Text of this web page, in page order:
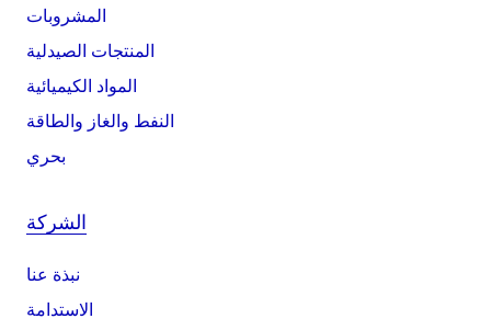
المشروبات
المنتجات الصيدلية
المواد الكيميائية
النفط والغاز والطاقة
بحري
الشركة
نبذة عنا
الاستدامة